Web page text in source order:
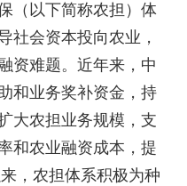
（以下简称农担）体
社会资本投向农业，
资难题。近年来，中
和业务奖补资金，持
大农担业务规模，支
和农业融资成本，提
，农担体系积极为种